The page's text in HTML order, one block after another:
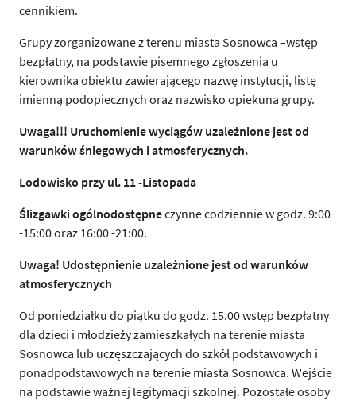
cennikiem.
Grupy zorganizowane z terenu miasta Sosnowca –wstęp
bezpłatny, na podstawie pisemnego zgłoszenia u
kierownika obiektu zawierającego nazwę instytucji, listę
imienną podopiecznych oraz nazwisko opiekuna grupy.
Uwaga!!! Uruchomienie wyciągów uzależnione jest od
warunkówśniegowych i atmosferycznych.
Lodowisko przy ul. 11 -Listopada
Ślizgawki ogólnodostępneczynne codziennie w godz. 9:00
-15:00 oraz 16:00 -21:00.
Uwaga! Udostępnienie uzależnione jest od warunków
atmosferycznych
Od poniedziałku do piątku do godz. 15.00 wstęp bezpłatny
dla dzieci i młodzieży zamieszkałych na terenie miasta
Sosnowca lub uczęszczających do szkół podstawowych i
ponadpodstawowych na terenie miasta Sosnowca. Wejście
na podstawie ważnej legitymacji szkolnej. Pozostałe osoby